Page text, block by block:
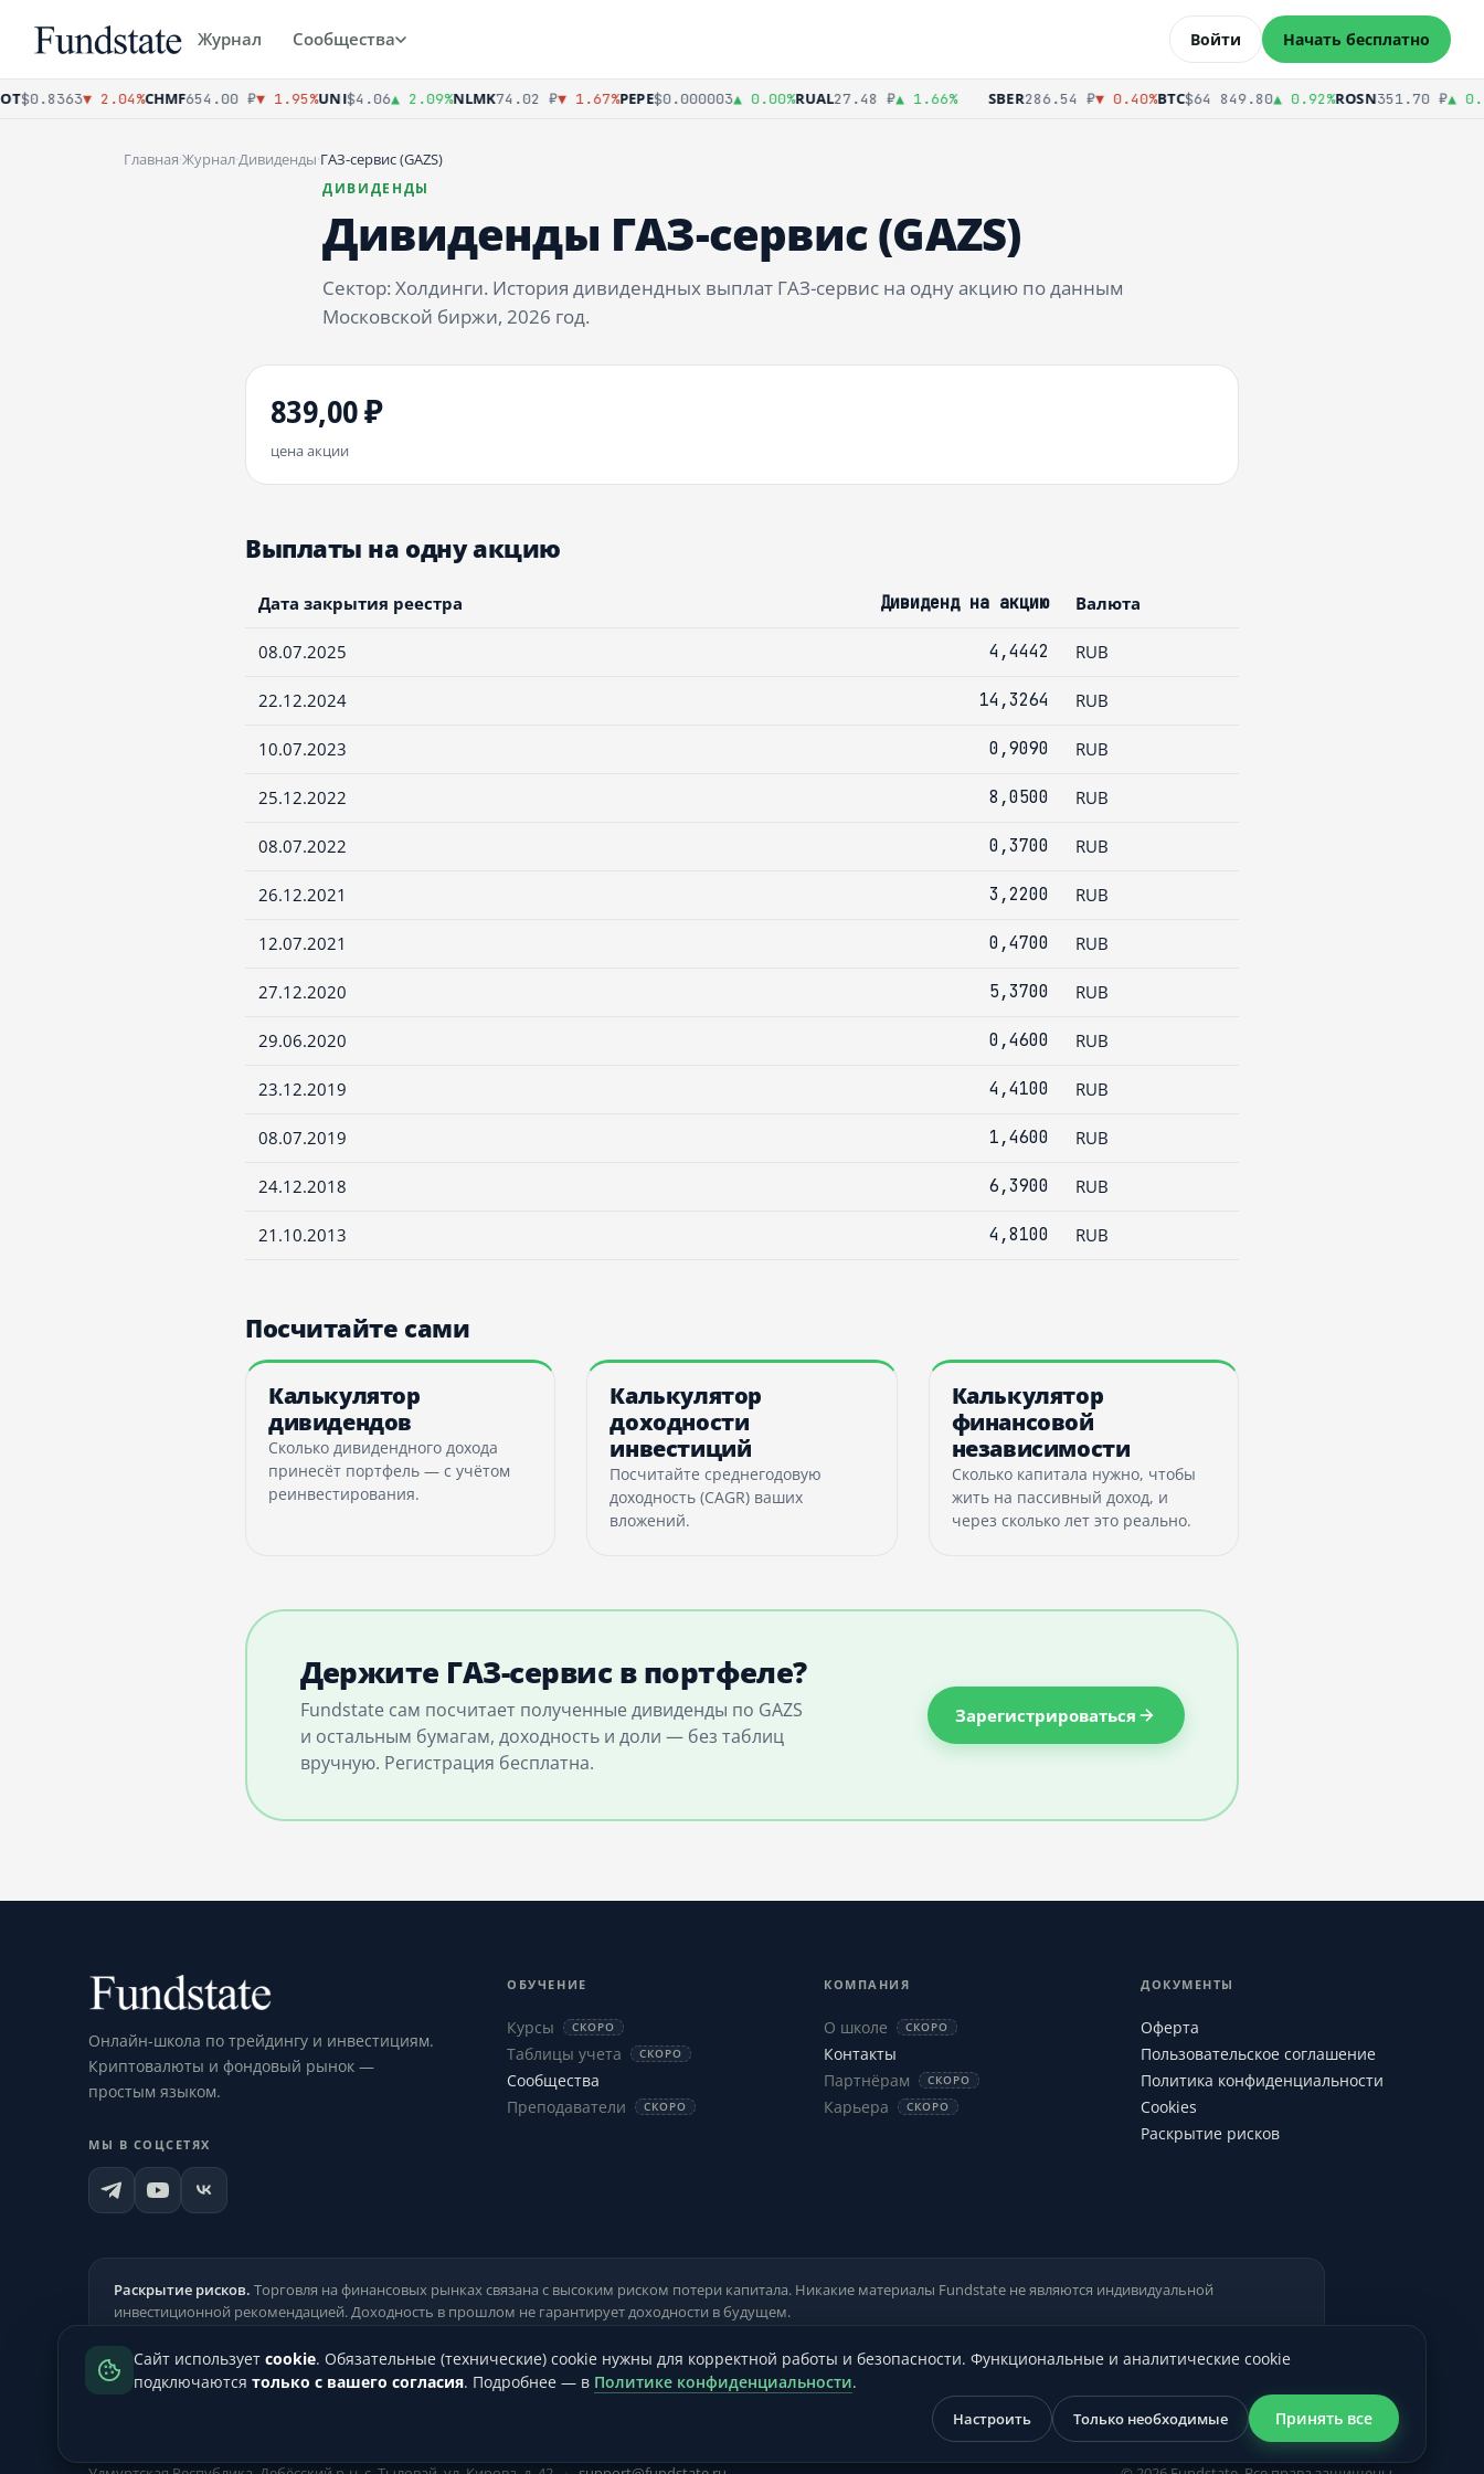
Журнал Сообщества Войти Начать бесплатно
$0.8363▼ 2.04%CHMF654.00 ₽▼ 1.95%UNI$4.06▲ 2.09%NLMK74.02 ₽▼ 1.67%PEPE$0.000003▲ 0.00%RUAL27.48 ₽▲ 1.66% SBER286.54 ₽▼ 0.40%BTC$64 849.80▲ 0.92%ROSN351.70 ₽▲
Главная·Журнал·Дивиденды·ГАЗ-сервис (GAZS)
ДИВИДЕНДЫ
Дивиденды ГАЗ-сервис (GAZS)
Сектор: Холдинги. История дивидендных выплат ГАЗ-сервис на одну акцию по данным
Московской биржи, 2026 год.
839,00 ₽
цена акции
Выплаты на одну акцию
Дата закрытия реестра Дивиденд на акцию Валюта
08.07.2025 4,4442 RUB
22.12.2024 14,3264 RUB
10.07.2023 0,9090 RUB
25.12.2022 8,0500 RUB
08.07.2022 0,3700 RUB
26.12.2021 3,2200 RUB
12.07.2021 0,4700 RUB
27.12.2020 5,3700 RUB
29.06.2020 0,4600 RUB
23.12.2019 4,4100 RUB
08.07.2019 1,4600 RUB
24.12.2018 6,3900 RUB
21.10.2013 4,8100 RUB
Посчитайте сами
Калькулятор
дивидендов
Сколько дивидендного дохода
принесёт портфель — с учётом
реинвестирования.
Калькулятор
доходности
инвестиций
Посчитайте среднегодовую
доходность (CAGR) ваших
вложений.
Калькулятор
финансовой
независимости
Сколько капитала нужно, чтобы
жить на пассивный доход, и
через сколько лет это реально.
Держите ГАЗ-сервис в портфеле?
Fundstate сам посчитает полученные дивиденды по GAZS
и остальным бумагам, доходность и доли — без таблиц
вручную. Регистрация бесплатна.
Зарегистрироваться
Онлайн-школа по трейдингу и инвестициям.
Криптовалюты и фондовый рынок —
простым языком.
МЫ В СОЦСЕТЯХ
ОБУЧЕНИЕ
Курсы СКОРО
Таблицы учета СКОРО
Сообщества
Преподаватели
СКОРО
КОМПАНИЯ
О школе СКОРО
Контакты
Партнёрам
СКОРО
Карьера СКОРО
ДОКУМЕНТЫ
Оферта
Пользовательское соглашение
Политика конфиденциальности
Cookies
Раскрытие рисков
Раскрытие рисков. Торговля на финансовых рынках связана с высоким риском потери капитала. Никакие материалы Fundstate не являются индивидуальной
инвестиционной рекомендацией. Доходность в прошлом не гарантирует доходности в будущем.
Сайт использует cookie. Обязательные (технические) cookie нужны для корректной работы и безопасности. Функциональные и аналитические cookie
подключаются только с вашего согласия. Подробнее — в Политике конфиденциальности.
Настроить Только необходимые Принять все